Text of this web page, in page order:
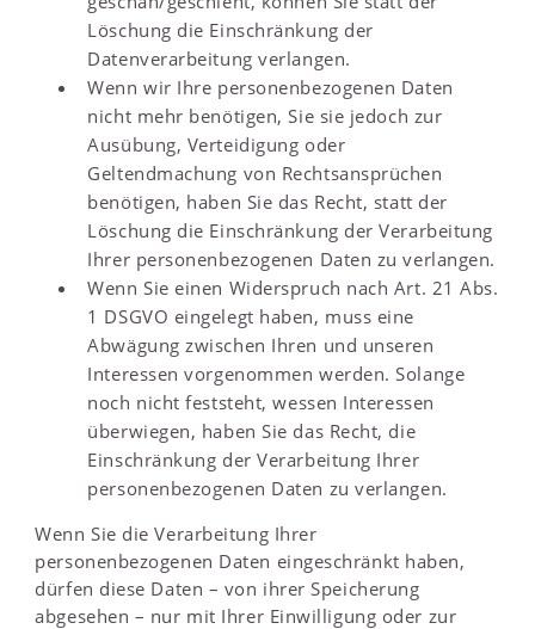
Löschung die Einschränkung der
Datenverarbeitung verlangen.
Wenn wir Ihre personenbezogenen Daten
nicht mehr benötigen, Sie sie jedoch zur
Ausübung, Verteidigung oder
Geltendmachung von Rechtsansprüchen
benötigen, haben Sie das Recht, statt der
Löschung die Einschränkung der Verarbeitung
Ihrer personenbezogenen Daten zu verlangen.
Wenn Sie einen Widerspruch nach Art. 21 Abs.
1 DSGVO eingelegt haben, muss eine
Abwägung zwischen Ihren und unseren
Interessen vorgenommen werden. Solange
noch nicht feststeht, wessen Interessen
überwiegen, haben Sie das Recht, die
Einschränkung der Verarbeitung Ihrer
personenbezogenen Daten zu verlangen.
Wenn Sie die Verarbeitung Ihrer
personenbezogenen Daten eingeschränkt haben,
dürfen diese Daten – von ihrer Speicherung
abgesehen – nur mit Ihrer Einwilligung oder zur